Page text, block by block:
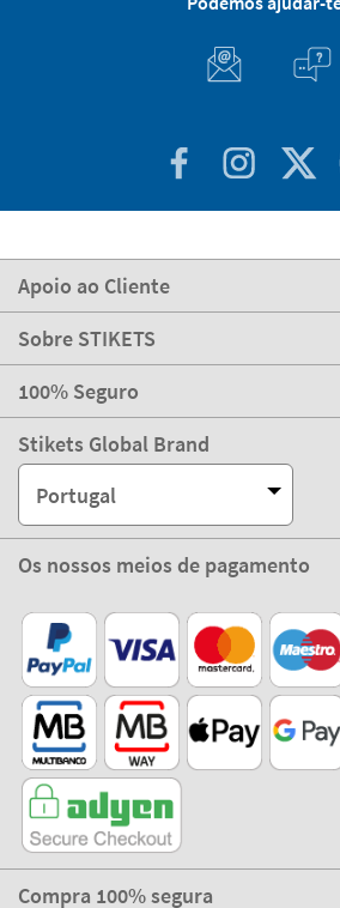
Podemos ajudar-te?
Apoio ao Cliente
Sobre STIKETS
100% Seguro
Stikets Global Brand
Portugal
Os nossos meios de pagamento